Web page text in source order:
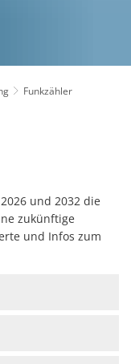
Funkzähler
und 2032 die
zukünftige
und Infos zum